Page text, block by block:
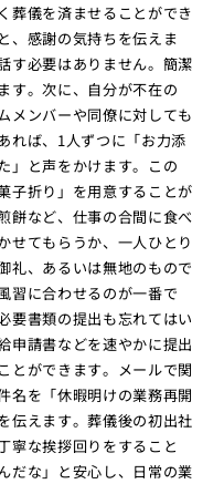
葬儀を済ませることができ
、感謝の気持ちを伝えま
す必要はありません。簡潔
す。次に、自分が不在の
メンバーや同僚に対しても
れば、1人ずつに「お力添
」と声をかけます。この
子折り」を用意することが
餅など、仕事の合間に食べ
せてもらうか、一人ひとり
礼、あるいは無地のもので
習に合わせるのが一番で
要書類の提出も忘れてはい
申請書などを速やかに提出
とができます。メールで関
名を「休暇明けの業務再開
伝えます。葬儀後の初出社
寧な挨拶回りをすること
だな」と安心し、日常の業